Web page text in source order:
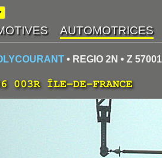
• REGIO 2N • Z
003R ÎLE-DE-FRANCE